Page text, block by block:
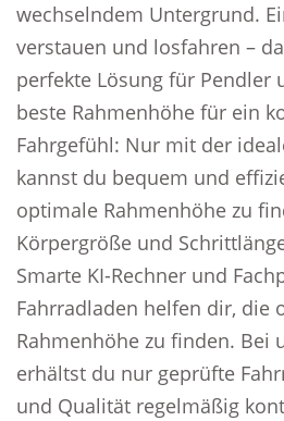
wechselndem Untergrund.
verstauen und losfahren –
perfekte Lösung für Pendler
beste Rahmenhöhe für ein
Fahrgefühl: Nur mit der
kannst du bequem und
optimale Rahmenhöhe zu
Körpergröße und
Smarte KI-Rechner und
Fahrradladen helfen dir, die
Rahmenhöhe zu finden. Bei
erhältst du nur geprüfte
und Qualität regelmäßig